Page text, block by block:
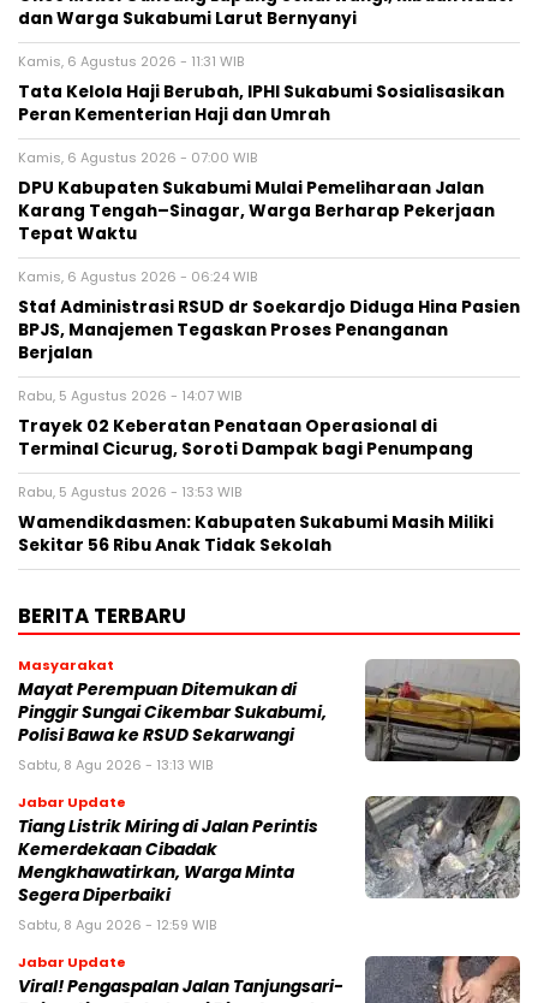
dan Warga Sukabumi Larut Bernyanyi
Kamis, 6 Agustus 2026 - 11:31 WIB
Tata Kelola Haji Berubah, IPHI Sukabumi Sosialisasikan
Peran Kementerian Haji dan Umrah
Kamis, 6 Agustus 2026 - 07:00 WIB
‎DPU Kabupaten Sukabumi Mulai Pemeliharaan Jalan
Karang Tengah–Sinagar, Warga Berharap Pekerjaan
Tepat Waktu
Kamis, 6 Agustus 2026 - 06:24 WIB
Staf Administrasi RSUD dr Soekardjo Diduga Hina Pasien
BPJS, Manajemen Tegaskan Proses Penanganan
Berjalan
Rabu, 5 Agustus 2026 - 14:07 WIB
‎Trayek 02 Keberatan Penataan Operasional di
Terminal Cicurug, Soroti Dampak bagi Penumpang
Rabu, 5 Agustus 2026 - 13:53 WIB
Wamendikdasmen: Kabupaten Sukabumi Masih Miliki
Sekitar 56 Ribu Anak Tidak Sekolah
BERITA TERBARU
Masyarakat
‎Mayat Perempuan Ditemukan di
Pinggir Sungai Cikembar Sukabumi,
Polisi Bawa ke RSUD Sekarwangi‎
Sabtu, 8 Agu 2026 - 13:13 WIB
Jabar Update
Tiang Listrik Miring di Jalan Perintis
Kemerdekaan Cibadak
Mengkhawatirkan, Warga Minta
Segera Diperbaiki
Sabtu, 8 Agu 2026 - 12:59 WIB
Jabar Update
Viral! Pengaspalan Jalan Tanjungsari-